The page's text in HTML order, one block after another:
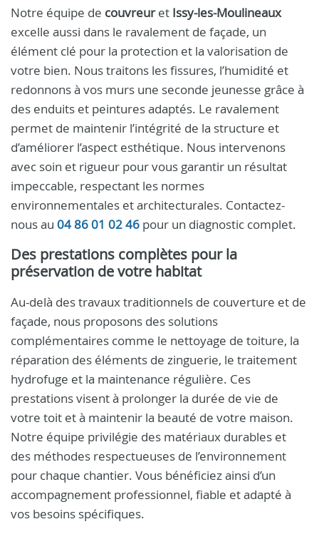
Notre équipe de couvreuret Issy-les-Moulineaux
excelle aussi dans le ravalement de façade, un
élément clé pour la protection et la valorisation de
votre bien. Nous traitons les fissures, l’humidité et
redonnons à vos murs une seconde jeunesse grâce à
des enduits et peintures adaptés. Le ravalement
permet de maintenir l’intégrité de la structure et
d’améliorer l’aspect esthétique. Nous intervenons
avec soin et rigueur pour vous garantir un résultat
impeccable, respectant les normes
environnementales et architecturales. Contactez-
nous au 04 86 01 02 46 pour un diagnostic complet.
Des prestations complètes pour la
préservation de votre habitat
Au-delà des travaux traditionnels de couverture et de
façade, nous proposons des solutions
complémentaires comme le nettoyage de toiture, la
réparation des éléments de zinguerie, le traitement
hydrofuge et la maintenance régulière. Ces
prestations visent à prolonger la durée de vie de
votre toit et à maintenir la beauté de votre maison.
Notre équipe privilégie des matériaux durables et
des méthodes respectueuses de l’environnement
pour chaque chantier. Vous bénéficiez ainsi d’un
accompagnement professionnel, fiable et adapté à
vos besoins spécifiques.